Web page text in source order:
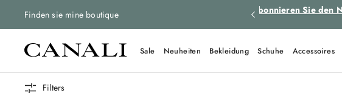
Finden sie mine boutique
Rücksendungen für alle Bestellungen. Abonnieren Sie den
Sale Neuheiten Bekleidung Schuhe Accessoires
Filters